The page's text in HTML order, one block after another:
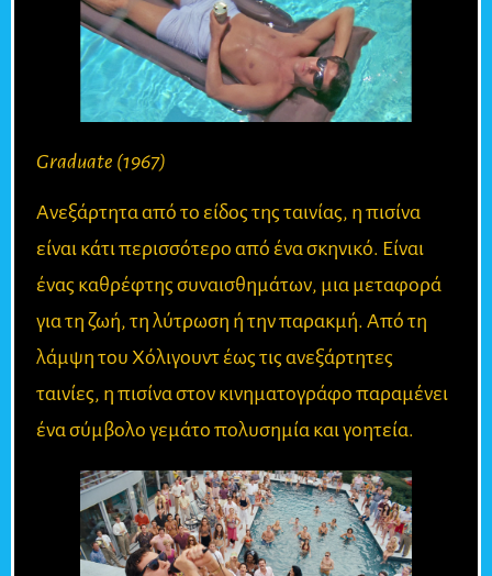
Graduate (1967)
Ανεξάρτητα από το είδος της ταινίας, η πισίνα
είναι κάτι περισσότερο από ένα σκηνικό. Είναι
ένας καθρέφτης συναισθημάτων, μια μεταφορά
για τη ζωή, τη λύτρωση ή την παρακμή. Από τη
λάμψη του Χόλιγουντ έως τις ανεξάρτητες
ταινίες, η πισίνα στον κινηματογράφο παραμένει
ένα σύμβολο γεμάτο πολυσημία και γοητεία.